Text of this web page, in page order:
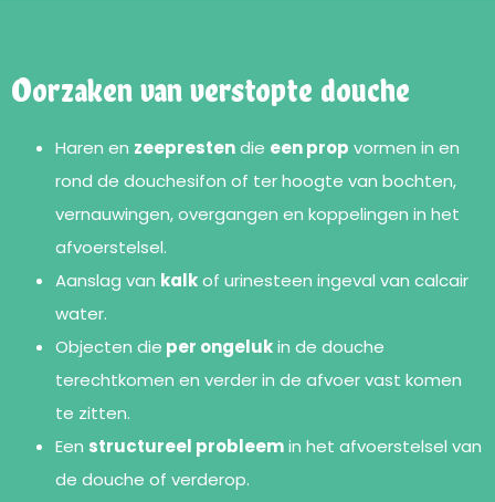
Oorzaken van verstopte douche
Haren en zeeprestendie een prop vormen in en
rond de douchesifon of ter hoogte van bochten,
vernauwingen, overgangen en koppelingen in het
afvoerstelsel.
Aanslag van kalkof urinesteen ingeval van calcair
water.
Objecten die per ongelukin de douche
terechtkomen en verder in de afvoer vast komen
te zitten.
Een structureel probleemin het afvoerstelsel van
de douche of verderop.